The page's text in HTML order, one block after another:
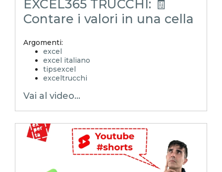
EXCEL365 TRUCCHI: 🧾
Contare i valori in una cella
Argomenti:
excel
excel italiano
tipsexcel
exceltrucchi
Xcamp
superexcel
exceltips
microsoft excel
excel_learning
excel_master
youtubeshorts
Vai al video...